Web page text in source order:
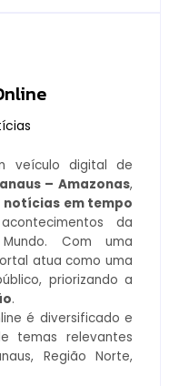
digital de
– Amazonas,
notícias em tempo
da
Com uma
atua como uma
priorizando a
.
é diversificado e
temas relevantes
Região Norte,